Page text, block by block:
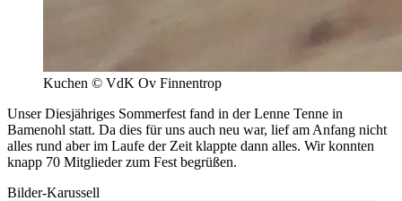
Kuchen © VdK Ov Finnentrop
Unser Diesjähriges Sommerfest fand in der Lenne Tenne in
Bamenohl statt. Da dies für uns auch neu war, lief am Anfang nicht
alles rund aber im Laufe der Zeit klappte dann alles. Wir konnten
knapp 70 Mitglieder zum Fest begrüßen.
Bilder-Karussell